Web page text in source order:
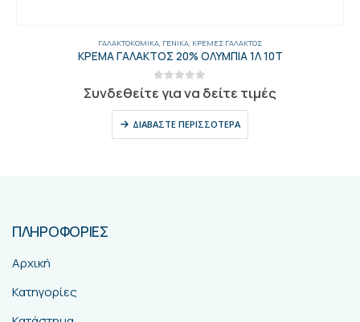
ΓΑΛΑΚΤΟΚΟΜΙΚΆ, ΓΕΝΙΚΑ, ΚΡΈΜΕΣ ΓΆΛΑΚΤΟΣ
ΚΡΕΜΑ ΓΑΛΑΚΤΟΣ 20% ΟΛΥΜΠΙΑ 1Λ 10Τ
out of 5
Συνδεθείτε για να δείτε τιμές
ΔΙΑΒΆΣΤΕ ΠΕΡΙΣΣΌΤΕΡΑ
ΠΛΗΡΟΦΟΡΙΕΣ
Αρχική
Κατηγορίες